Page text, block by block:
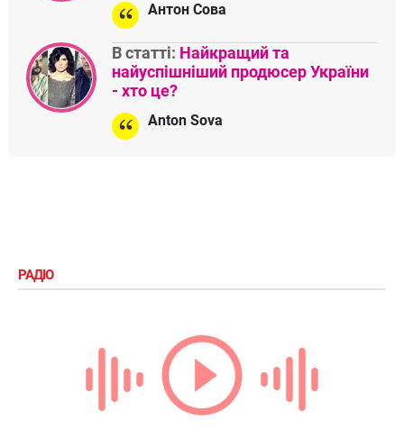
Антон Сова
В статті: Найкращий та
найуспішніший продюсер України
- хто це?
Anton Sova
РАДІО